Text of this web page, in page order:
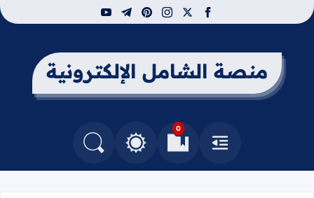
facebook
x
instagram
pinterest
telegram
youtube
منصة الشامل الإلكترونية
القائمة
0
العلامات المرجعيةالتغيير بين الوضع النهاري والداكن
البحث في المدونة